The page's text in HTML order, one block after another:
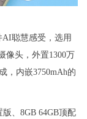
AI聪慧感受，选用
像头，外置1300万
，内嵌3750mAh的
、8GB 64GB顶配